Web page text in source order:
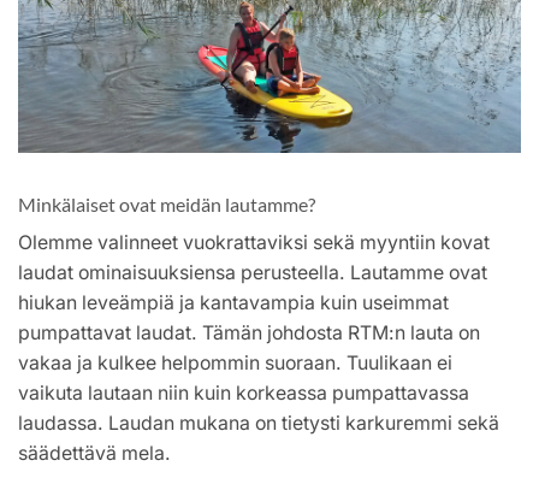
Minkälaiset ovat meidän lautamme?
Olemme valinneet vuokrattaviksi sekä myyntiin kovat
laudat ominaisuuksiensa perusteella. Lautamme ovat
hiukan leveämpiä ja kantavampia kuin useimmat
pumpattavat laudat. Tämän johdosta RTM:n lauta on
vakaa ja kulkee helpommin suoraan. Tuulikaan ei
vaikuta lautaan niin kuin korkeassa pumpattavassa
laudassa. Laudan mukana on tietysti karkuremmi sekä
säädettävä mela.